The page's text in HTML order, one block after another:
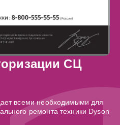
СЦ
всеми необходимыми для
ремонта техники Dyson